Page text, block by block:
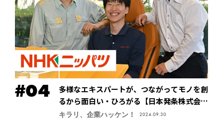
多様なエキスパートが、つながってモノを創
るから面白い・ひろがる【日本発条株式会社
（ニッパツ）】
キラリ、企業ハッケン！ 2024.09.30